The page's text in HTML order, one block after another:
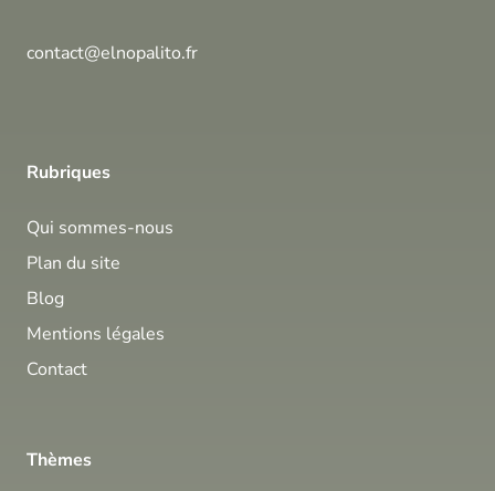
contact@elnopalito.fr
Rubriques
Qui sommes-nous
Plan du site
Blog
Mentions légales
Contact
Thèmes